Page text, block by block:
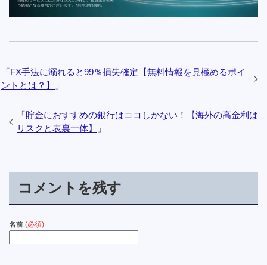
「FX手法に溺れると99％損失確定【無料情報を見極めるポイ
ントとは？】
」
「貯金におすすめの銀行はココしかない！【海外の高金利は
リスクと表裏一体】
」
コメントを残す
名前 (必須)